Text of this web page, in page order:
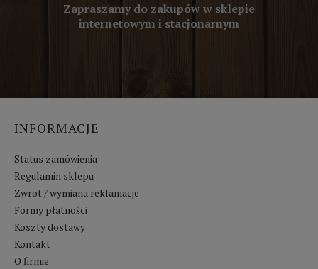
Zapraszamy do zakupów w sklepie
internetowym i stacjonarnym
INFORMACJE
Status zamówienia
Regulamin sklepu
Zwrot / wymiana reklamacje
Formy płatności
Koszty dostawy
Kontakt
O firmie